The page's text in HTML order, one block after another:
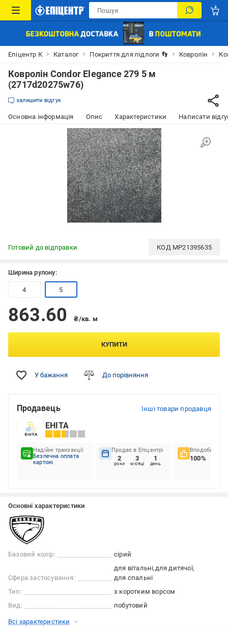
Епіцентр К Каталог Покриття для підлоги 👣 Ковролін
Ковролін Condor Elegance 279 5 м
(2717d20275w76)
залишити відгук
Основна інформація Опис Характеристики Написати
Готовий до відправки КОД MP21395635
Ширина рулону:
4 5
863.60 ₴/кв. м
КУПИТИ
У бажання До порівняння
Продавець Інші товари продавця
ЕНІТА
Надійні транзакції
Безпечна оплата
картою
Продає в Епіцентрі
2
роки
3
місяці
1
день
Вподобання
100%
Основні характеристики
Базовий колір: сірий
Сфера застосування:
для вітальні для дитячої
для спальні
Тип:
з коротким ворсом
Вид:
побутовий
Всі характеристики